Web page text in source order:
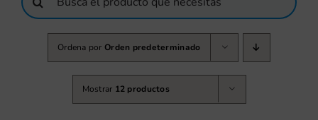
Ordena por Orden predeterminado
Mostrar 12 productos